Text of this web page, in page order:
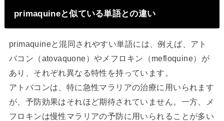
primaquineと似ている単語との違い
primaquineと混同されやすい単語には、例えば、アト
バコン（atovaquone）やメフロキン（mefloquine）が
あり、それぞれ異なる特性を持っています。
アトバコンは、特に急性マラリアの治療に用いられます
が、予防効果はそれほど期待されていません。一方、メ
フロキンは慢性マラリアの予防に用いられることが多い